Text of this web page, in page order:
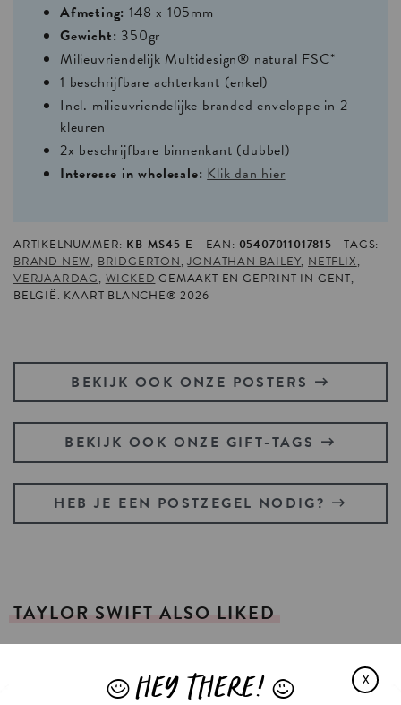
Afmeting: 148 x 105mm
Gewicht: 350gr
Milieuvriendelijk Multidesign® natural FSC*
1 beschrijfbare achterkant (enkel)
Incl. milieuvriendelijke branded enveloppe in 2
kleuren
2x beschrijfbare binnenkant (dubbel)
Interesse in wholesale: Klik dan hier
ARTIKELNUMMER: KB-MS45-E EAN: 05407011017815
TAGS:
BRAND NEW, BRIDGERTON,JONATHAN BAILEY, NETFLIX,
VERJAARDAG, WICKED GEMAAKT EN GEPRINT IN GENT,
BELGIË. KAART BLANCHE® 2026
BEKIJK OOK ONZE POSTERS
BEKIJK OOK ONZE GIFT-TAGS
HEB JE EEN POSTZEGEL NODIG?
TAYLOR SWIFT ALSO LIKED
X
JHEY THERE! L